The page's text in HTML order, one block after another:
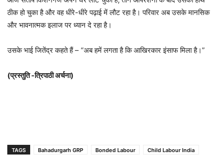
ठीक हो चुका है और वह धीरे-धीरे पढ़ाई में लौट रहा है। परिवार अब उसके मानसिक
और भावनात्मक इलाज पर ध्यान दे रहा है।
उसके भाई जितेंद्र कहते हैं – “अब हमें लगता है कि आखिरकार इंसाफ मिला है।”
(प्रस्तुति -त्रिपाठी अर्चना)
TAGS Bahadurgarh GRP Bonded Labour
Child Labour India